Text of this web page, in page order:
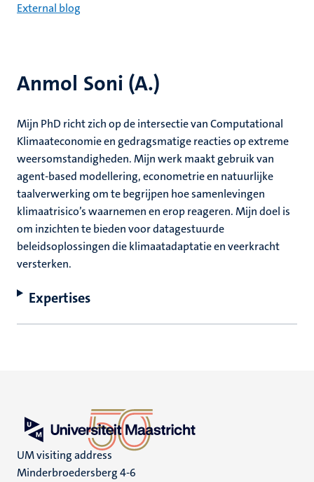
Anmol Soni (A.)
Mijn PhD richt zich op de intersectie van Computational
Klimaateconomie en gedragsmatige reacties op extreme
weersomstandigheden. Mijn werk maakt gebruik van
agent-based modellering, econometrie en natuurlijke
taalverwerking om te begrijpen hoe samenlevingen
klimaatrisico’s waarnemen en erop reageren. Mijn doel is
om inzichten te bieden voor datagestuurde
beleidsoplossingen die klimaatadaptatie en veerkracht
versterken.
Expertises
External blog
UM visiting address
Minderbroedersberg 4-6